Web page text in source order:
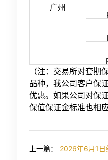
广州
（注：交易所对套期
品种，我公司客户保
优惠。如果公司对保
保值保证金标准也相
上一篇：
2026年6月1日